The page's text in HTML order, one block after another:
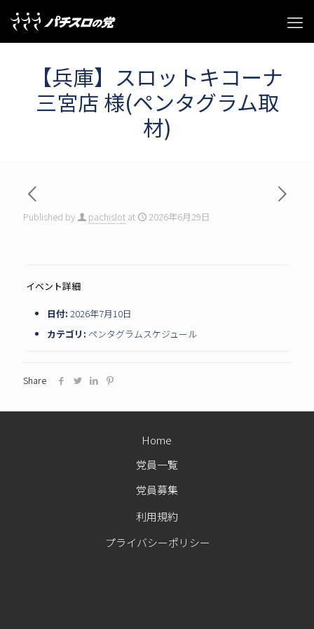
【兵庫】スロットキコーナ
三宮店 様(ペンタグラム取
材)
Published by pachislot at 2026年6月29日
イベント詳細
日付: 2026年7月10日
カテゴリ: ペンタグラムスケジュール
Share
党員一覧
党員募集
利用規約
Home
プライバシーポリシー